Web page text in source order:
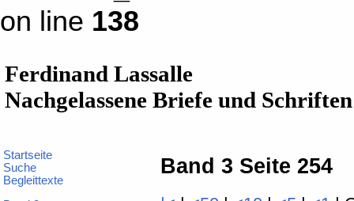
on line 138
Ferdinand Lassalle
Nachgelassene Briefe und Schriften
Startseite
Suche
Begleittexte
Band 3 Seite 254